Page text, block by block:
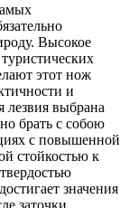
Высокое
этот нож
и
лезвия выбрана
брать с собою
с повышенной
стойкостью к
значения
заточки